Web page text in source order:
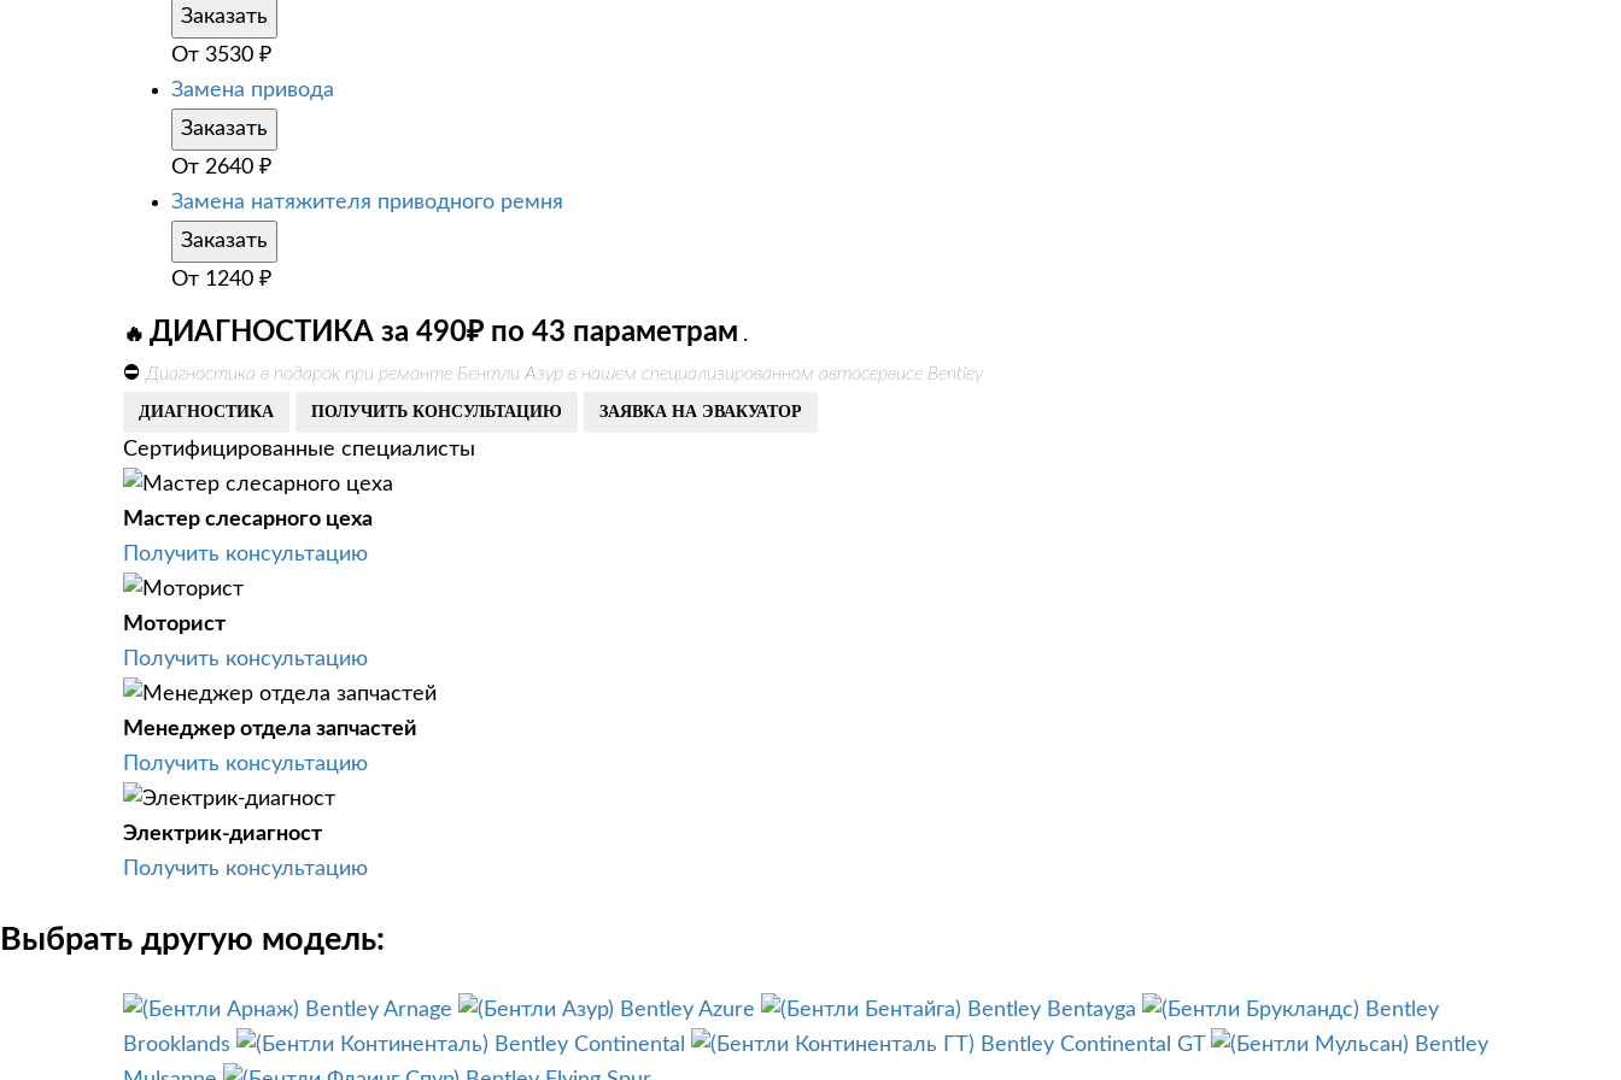
Заказать
От 3530 ₽
Замена привода
Заказать
От 2640 ₽
Замена натяжителя приводного ремня
Заказать
От 1240 ₽
🔥 ДИАГНОСТИКА за 490₽ по 43 параметрам .
⛔ Диагностика в подарок при ремонте Бентли Азур в нашем специализированном автосервисе Bentley
ДИАГНОСТИКА ПОЛУЧИТЬ КОНСУЛЬТАЦИЮ ЗАЯВКА НА ЭВАКУАТОР
Сертифицированные специалисты
Мастер слесарного цеха
Получить консультацию
Моторист
Получить консультацию
Менеджер отдела запчастей
Получить консультацию
Электрик-диагност
Получить консультацию
Выбрать другую модель:
Bentley Arnage Bentley Azure Bentley Bentayga
Bentley
Brooklands
Bentley Continental Bentley Continental GT
Bentley